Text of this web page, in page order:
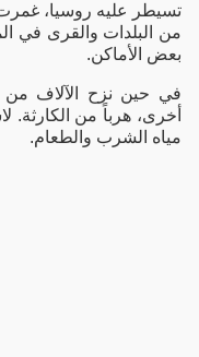
تسيطر عليه روسيا،
من البلدات والقرى في
بعض الأماكن.
في حين نزح الآلاف من
أخرى، هرباً من الكارثة.
مياه الشرب والطعام.